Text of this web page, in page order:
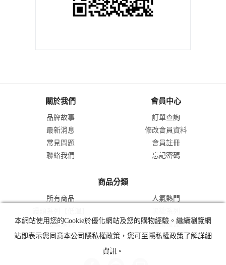
關於我們
品牌故事
最新消息
常見問題
聯絡我們
會員中心
訂單查詢
修改會員資料
會員註冊
忘記密碼
商品分類
所有商品
人氣熱門
柑橘系列
送禮禮盒
【常溫商品同低溫出貨區】
本網站使用您的Cookie於優化網站及您的購物經驗。繼續瀏覽網
站即表示您同意本公司隱私權政策，您可至隱私權政策了解詳細
資訊。